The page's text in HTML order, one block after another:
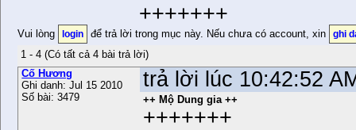
+++++++
Vui lòng login để trả lời trong mục này. Nếu chưa có account, xin ghi
1 - 4 (Có tất cả 4 bài trả lời)
Cố Hương
Ghi danh: Jul 15 2010
Số bài: 3479
trả lời lúc 10:42:52
++ Mộ Dung gia ++
+++++++